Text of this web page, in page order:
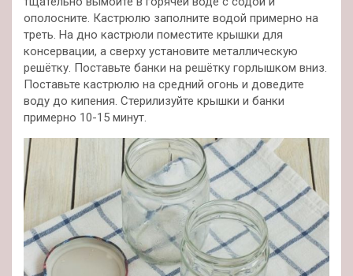
ополосните. Кастрюлю заполните водой примерно на
треть. На дно кастрюли поместите крышки для
консервации, а сверху установите металлическую
решётку. Поставьте банки на решётку горлышком вниз.
Поставьте кастрюлю на средний огонь и доведите
воду до кипения. Стерилизуйте крышки и банки
примерно 10-15 минут.